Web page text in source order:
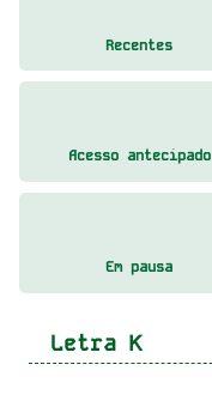
Recentes
Acesso antecipado
Em pausa
Letra K